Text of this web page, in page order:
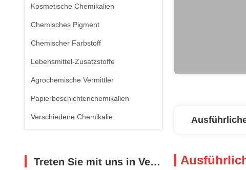
Kosmetische Chemikalien
Chemisches Pigment
Chemischer Farbstoff
Lebensmittel-Zusatzstoffe
Agrochemische Vermittler
Papierbeschichtenchemikalien
Verschiedene Chemikalie
Treten Sie mit uns in Verbindung